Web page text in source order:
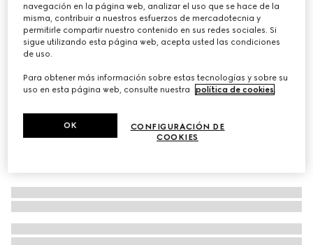
Variacionesestampado de garza
navegación en la página web, analizar el uso que se hace de la
misma, contribuir a nuestros esfuerzos de mercadotecnia y
permitirle compartir nuestro contenido en sus redes sociales. Si
sigue utilizando esta página web, acepta usted las condiciones
de uso.
Para obtener más información sobre estas tecnologías y sobre su
uso en esta página web, consulte nuestra
política de cookies
CONFIGURACIÓN DE
COOKIES
OK